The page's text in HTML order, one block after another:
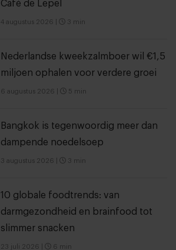
Café de Lepel
4 augustus 2026 3 min
Nederlandse kweekzalmboer wil €1,5
miljoen ophalen voor verdere groei
6 augustus 2026 5 min
Bangkok is tegenwoordig meer dan
dampende noedelsoep
3 augustus 2026 3 min
10 globale foodtrends: van
darmgezondheid en brainfood tot
slimmer snacken
23 juli 2026 6 min